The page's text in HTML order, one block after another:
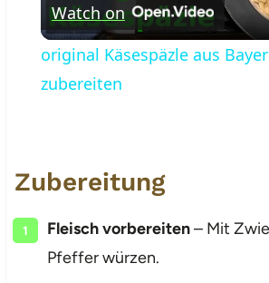
Watch on
original Käsespäzle aus
zubereiten
Zubereitung
Fleisch vorbereiten– Mit
Pfeffer würzen.